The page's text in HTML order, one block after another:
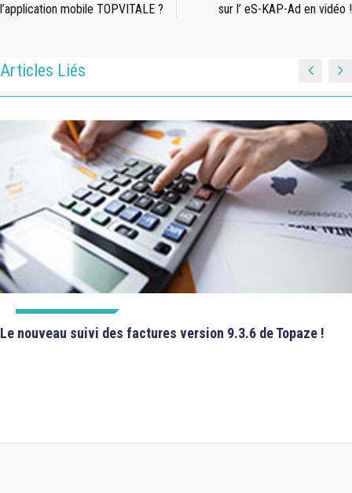
l’application mobile TOPVITALE ?
sur l’ eS-KAP-Ad en vidéo !
Articles Liés
Le nouveau suivi des factures version 9.3.6 de Topaze !